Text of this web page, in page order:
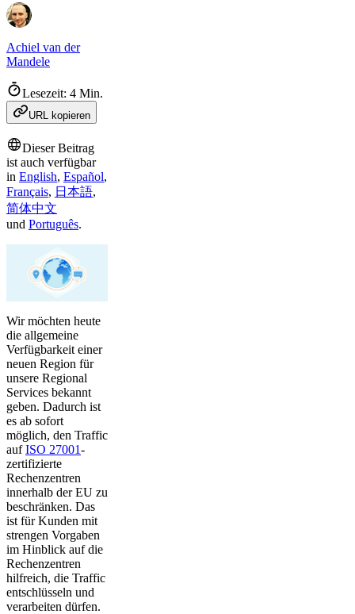
Achiel van der
Mandele
Lesezeit: 4 Min.
URL kopieren
Dieser Beitrag
ist auch verfügbar
in English, Español,
Français, 日本語,
简体中文
und Português.
Wir möchten heute
die allgemeine
Verfügbarkeit einer
neuen Region für
unsere Regional
Services bekannt
geben. Dadurch ist
es ab sofort
möglich, den Traffic
aufISO 27001-
zertifizierte
Rechenzentren
innerhalb der EU zu
beschränken. Das
ist für Kunden mit
strengen Vorgaben
im Hinblick auf die
Rechenzentren
hilfreich, die Traffic
entschlüsseln und
verarbeiten dürfen.